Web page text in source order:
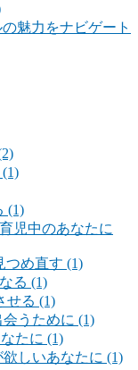
魅力をナビゲート
(1)
(1)
児中のあなたに
つめ直す (1)
る (1)
せる (1)
うために (1)
たに (1)
しいあなたに (1)